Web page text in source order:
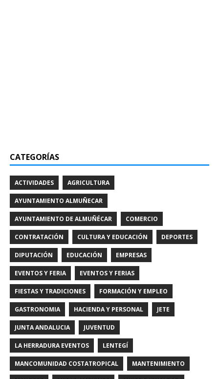
CATEGORÍAS
ACTIVIDADES AGRICULTURA
AYUNTAMIENTO ALMUÑECAR
AYUNTAMIENTO DE ALMUÑÉCAR COMERCIO
CONTRATACIÓN CULTURA Y EDUCACIÓN DEPORTES
DIPUTACIÓN EDUCACIÓN EMPRESAS
EVENTOS Y FERIA EVENTOS Y FERIAS
FIESTAS Y TRADICIONES FORMACIÓN Y EMPLEO
GASTRONOMIA HACIENDA Y PERSONAL JETE
JUNTA ANDALUCIA JUVENTUD
LA HERRADURA EVENTOS LENTEGÍ
MANCOMUNIDAD COSTATROPICAL MANTENIMIENTO